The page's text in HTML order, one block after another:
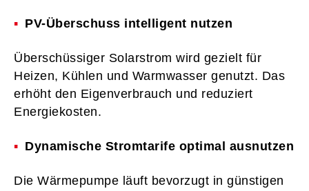
PV-Überschuss intelligent nutzen
Überschüssiger Solarstrom wird gezielt für
Heizen, Kühlen und Warmwasser genutzt. Das
erhöht den Eigenverbrauch und reduziert
Energiekosten.
Dynamische Stromtarife optimal ausnutzen
Die Wärmepumpe läuft bevorzugt in günstigen